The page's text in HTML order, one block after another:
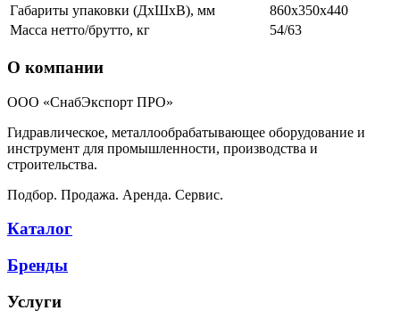
Габариты упаковки (ДхШхВ), мм
860х350х440
Масса нетто/брутто, кг
54/63
О компании
ООО «СнабЭкспорт ПРО»
Гидравлическое, металлообрабатывающее оборудование и
инструмент для промышленности, производства и
строительства.
Подбор. Продажа. Аренда. Сервис.
Каталог
Бренды
Услуги